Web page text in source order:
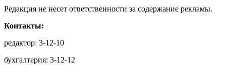
Редакция не несет ответственности за содержание рекламы.
Контакты:
редактор: 3-12-10
бухгалтерия: 3-12-12